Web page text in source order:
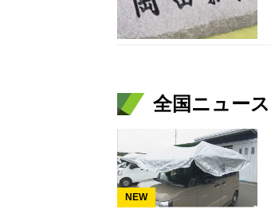
全国ニュース
NEW